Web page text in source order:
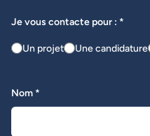
Je vous contacte pour : *
Un projet Une candidature
Nom *